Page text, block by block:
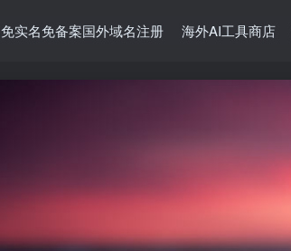
免实名免备案国外域名注册 海外AI工具商店